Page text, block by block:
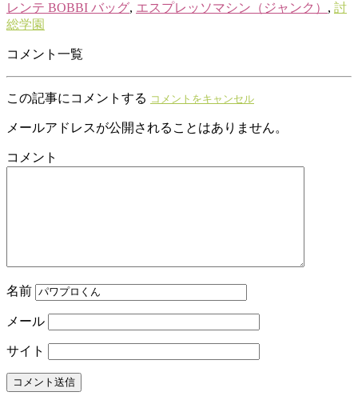
レンテ BOBBI バッグ, エスプレッソマシン（ジャンク） , 討
総学園
コメント一覧
この記事にコメントする コメントをキャンセル
メールアドレスが公開されることはありません。
コメント
名前
メール
サイト